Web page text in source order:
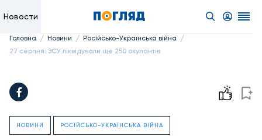
Новости
Головна / Новини / Російсько-Українська війна /
27 серпня: ЗСУ ліквідували ще 250 окупантів
НОВИНИ РОСІЙСЬКО-УКРАЇНСЬКА ВІЙНА